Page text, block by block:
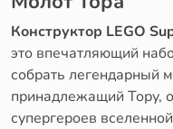
Конструктор LEGO
это впечатляющий
собрать легендарный
принадлежащий Тору,
супергероев